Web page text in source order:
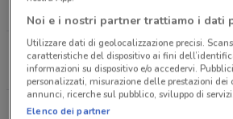
Piazza Castello, 71 Torino
8.4 km
CHIUSO
Via Niccolò Paganini, SNC
Noi e i nostri partner trattiamo i dati
Utilizzare dati di geolocalizzazione precisi.
caratteristiche del dispositivo ai fini
informazioni su dispositivo e/o accedervi.
personalizzati, misurazione delle prestazioni dei
annunci, ricerche sul pubblico, sviluppo di servizi.
Elenco dei partner